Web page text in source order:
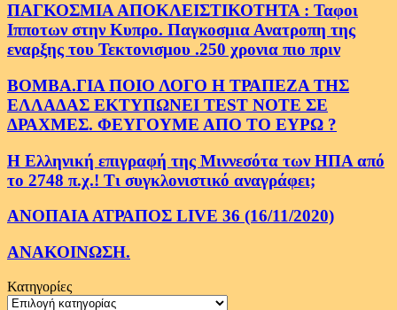
ΠΑΓΚΟΣΜΙΑ ΑΠΟΚΛΕΙΣΤΙΚΟΤΗΤΑ : Ταφοι
Ιπποτων στην Κυπρο. Παγκοσμια Ανατροπη της
εναρξης του Τεκτονισμου .250 χρονια πιο πριν
ΒΟΜΒΑ.ΓΙΑ ΠΟΙΟ ΛΟΓΟ Η ΤΡΑΠΕΖΑ ΤΗΣ
ΕΛΛΑΔΑΣ ΕΚΤΥΠΩΝΕΙ TEST NOTE ΣΕ
ΔΡΑΧΜΕΣ. ΦΕΥΓΟΥΜΕ ΑΠΟ ΤΟ ΕΥΡΩ ?
Η Ελληνική επιγραφή της Μιννεσότα των ΗΠΑ από
το 2748 π.χ.! Τι συγκλονιστικό αναγράφει;
ΑΝΟΠΑΙΑ ΑΤΡΑΠΟΣ LIVE 36 (16/11/2020)
ΑΝΑΚΟΙΝΩΣΗ.
Κατηγορίες
Κατηγορίες